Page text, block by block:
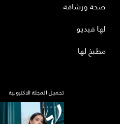
صحة ورشاقة
لها فيديو
مطبخ لها
تحميل المجلة الاكترونية